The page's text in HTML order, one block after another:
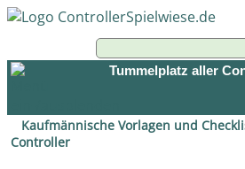
Tummelplatz aller
Kaufmännische Vorlagen und
Controller